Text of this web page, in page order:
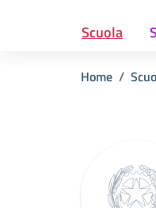
Scuola
Home